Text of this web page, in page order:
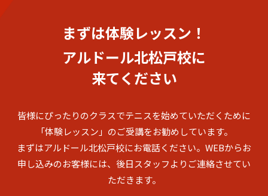
まずは体験レッスン！
アルドール北松戸校に
来てください
皆様にぴったりのクラスでテニスを始めていただくために
「体験レッスン」のご受講をお勧めしています。
まずはアルドール北松戸校にお電話ください。 WEBからお
申し込みのお客様には、後日スタッフよりご連絡させてい
ただきます。